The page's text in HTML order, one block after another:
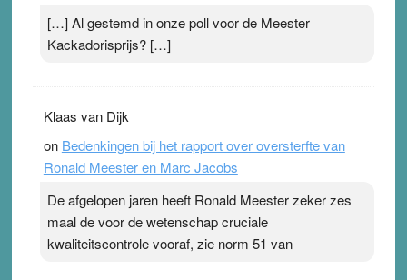
[…] Al gestemd in onze poll voor de Meester
Kackadorisprijs? […]
Klaas van Dijk
on Bedenkingen bij het rapport over oversterfte van
Ronald Meester en Marc Jacobs
De afgelopen jaren heeft Ronald Meester zeker zes
maal de voor de wetenschap cruciale
kwaliteitscontrole vooraf, zie norm 51 van